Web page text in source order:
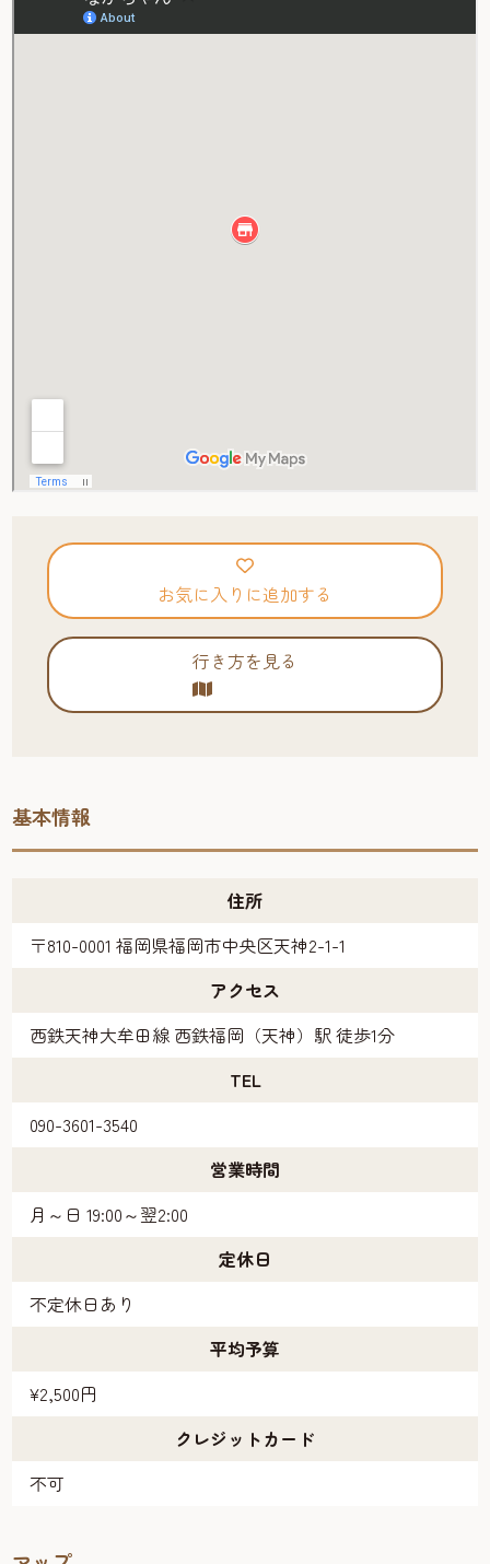
お気に入りに追加する
行き方を見る
基本情報
住所
〒810-0001 福岡県福岡市中央区天神2-1-1
アクセス
西鉄天神大牟田線 西鉄福岡（天神）駅 徒歩1分
TEL
090-3601-3540
営業時間
月～日 19:00～翌2:00
定休日
不定休日あり
平均予算
¥2,500円
クレジットカード
不可